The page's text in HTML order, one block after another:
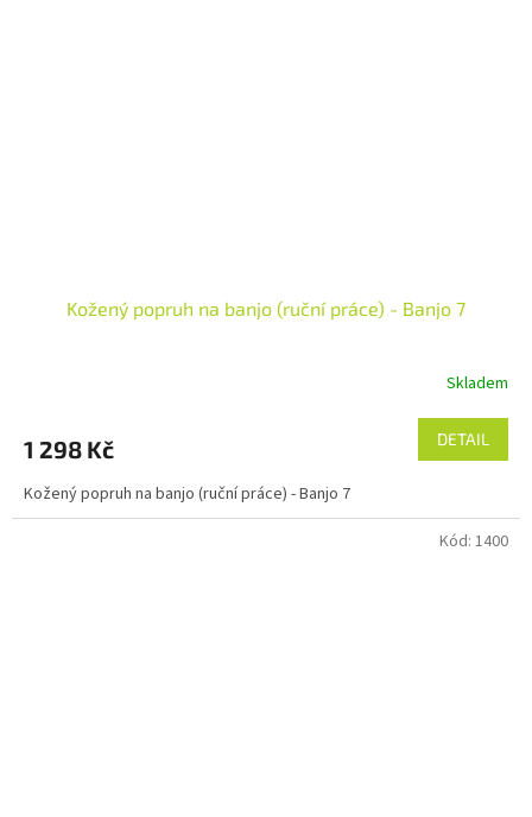
Kožený popruh na banjo (ruční práce) - Banjo 7
Skladem
1 298 Kč DETAIL
Kožený popruh na banjo (ruční práce) - Banjo 7
Kód: 1400